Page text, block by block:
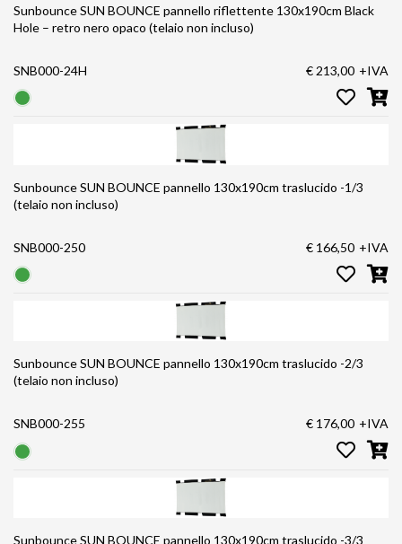
Sunbounce SUN BOUNCE pannello riflettente 130x190cm Black
Hole – retro nero opaco (telaio non incluso)
SNB000-24H € 213,00 +IVA
Sunbounce SUN BOUNCE pannello 130x190cm traslucido -1/3
(telaio non incluso)
SNB000-250 € 166,50 +IVA
Sunbounce SUN BOUNCE pannello 130x190cm traslucido -2/3
(telaio non incluso)
SNB000-255 € 176,00 +IVA
Sunbounce SUN BOUNCE pannello 130x190cm traslucido -3/3